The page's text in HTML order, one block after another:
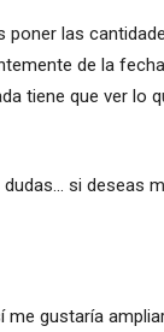
poner las
de la
tiene que ver lo
si deseas
me gustaría